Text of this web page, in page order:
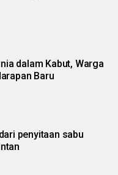
dalam Kabut, Warga
Baru
penyitaan sabu